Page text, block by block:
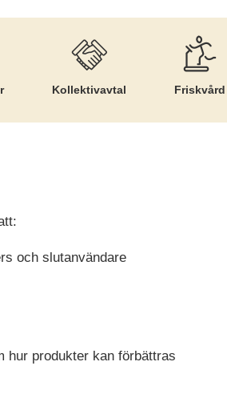
Kollektiv­avtal Friskvård
och slutanvändare
hur produkter kan förbättras